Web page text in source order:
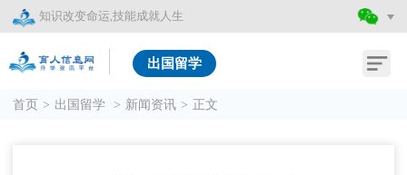
知识改变命运,技能成就人生
出国留学
首页 > 出国留学 > 新闻资讯 > 正文